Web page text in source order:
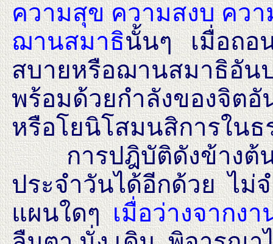
ความสุข ความสงบ คว
ฌานสมาธินั้นๆ เมื่อถอ
สบายหรือฌานสมาธิอัน
พร้อมด้วยกำลังของจิต
หรือโยนิโสมนสิการใน
การปฎิบัติดังข้างต้นจึ
ประจำวันได้อีกด้วย ไม่
แผนใดๆเมื่อว่างจากง